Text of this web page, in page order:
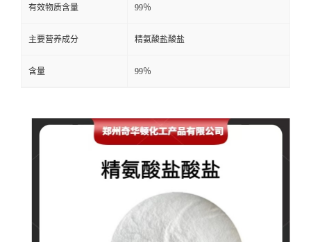
有效物质含量 99％
主要营养成分 精氨酸盐酸盐
含量 99％